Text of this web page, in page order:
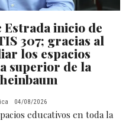
Estrada inicio de
307; gracias al
los espacios
superior de la
04/08/2026
educativos en toda la